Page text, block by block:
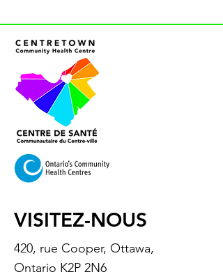
VISITEZ-NOUS
420, rue Cooper, Ottawa,
Ontario K2P 2N6